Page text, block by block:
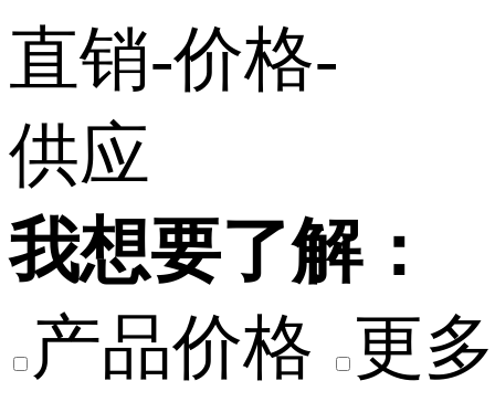
我想要了解：
产品价格 更